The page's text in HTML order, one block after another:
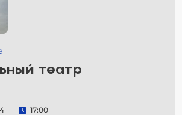
театр
17:00